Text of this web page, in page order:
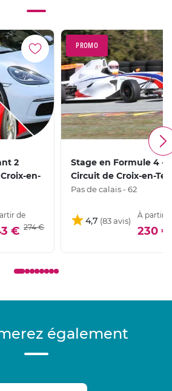
2
en-
de
€ 274 €
PROMO
Stage en Formule 4 -
Circuit de Croix-en-
Pas de calais - 62
4,7
À partir
230 €
également